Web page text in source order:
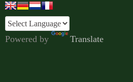
Powered by Translate